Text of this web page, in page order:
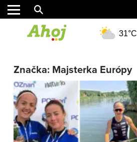
REGIÓN
ŠPORT
KULTÚRA
FOTKY
VIDEO
MIX
31°C
Značka: Majsterka Európy